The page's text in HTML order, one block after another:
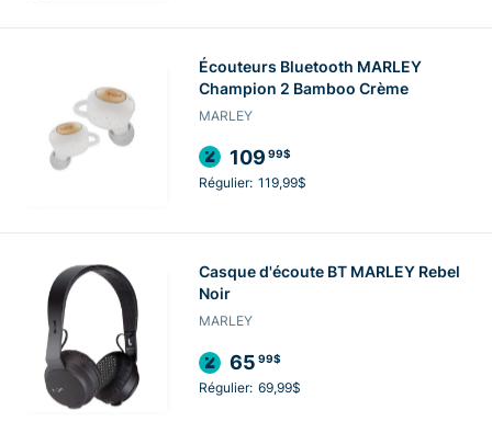
Écouteurs Bluetooth MARLEY
Champion 2 Bamboo Crème
MARLEY
109 99$
Régulier: 119,99$
Casque d'écoute BT MARLEY Rebel
Noir
MARLEY
65 99$
Régulier: 69,99$